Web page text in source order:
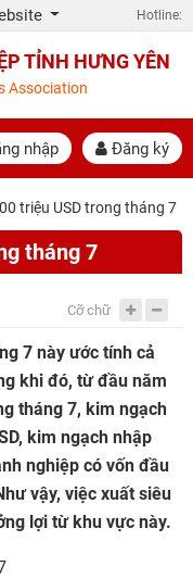
Hotline:
TỈNH HƯNG YÊN
Association
nhập Đăng ký
triệu USD trong tháng 7
tháng 7
Cỡ chữ
7 này ước tính cả
khi đó, từ đầu năm
tháng 7, kim ngạch
kim ngạch nhập
nghiệp có vốn đầu
vậy, việc xuất siêu
lợi từ khu vực này.